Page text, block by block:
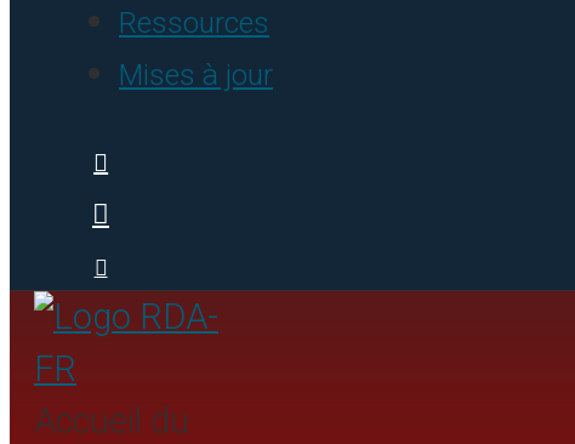
Ressources
Mises à jour
Accueil du